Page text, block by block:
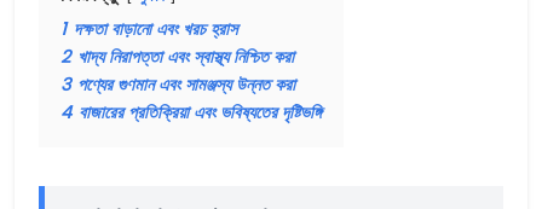
1 দক্ষতা বাড়ানো এবং খরচ হ্রাস
2 খাদ্য নিরাপত্তা এবং স্বাস্থ্য নিশ্চিত করা
3 পণ্যের গুণমান এবং সামঞ্জস্য উন্নত করা
4 বাজারের প্রতিক্রিয়া এবং ভবিষ্যতের দৃষ্টিভঙ্গি